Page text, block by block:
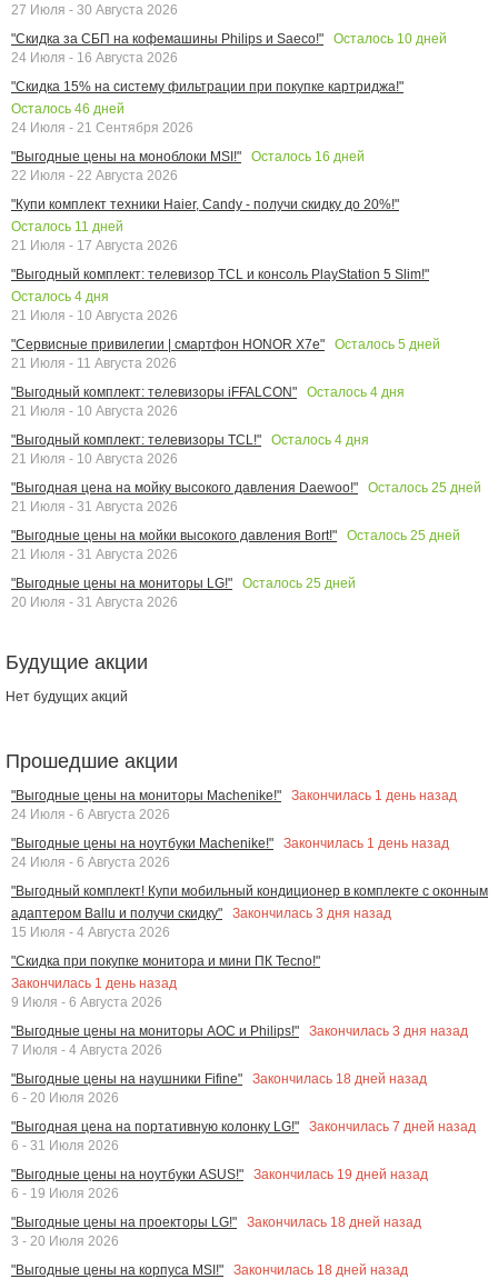
27 Июля - 30 Августа 2026
"Скидка за СБП на кофемашины Philips и Saeco!"
Осталось 10 дней
24 Июля - 16 Августа 2026
"Скидка 15% на систему фильтрации при покупке картриджа!"
Осталось 46 дней
24 Июля - 21 Сентября 2026
"Выгодные цены на моноблоки MSI!"
Осталось 16 дней
22 Июля - 22 Августа 2026
"Купи комплект техники Haier, Candy - получи скидку до 20%!"
Осталось 11 дней
21 Июля - 17 Августа 2026
"Выгодный комплект: телевизор TCL и консоль PlayStation 5 Slim!"
Осталось 4 дня
21 Июля - 10 Августа 2026
"Сервисные привилегии | смартфон HONOR X7e"
Осталось 5 дней
21 Июля - 11 Августа 2026
"Выгодный комплект: телевизоры iFFALCON"
Осталось 4 дня
21 Июля - 10 Августа 2026
"Выгодный комплект: телевизоры TCL!"
Осталось 4 дня
21 Июля - 10 Августа 2026
"Выгодная цена на мойку высокого давления Daewoo!"
Осталось 25 дней
21 Июля - 31 Августа 2026
"Выгодные цены на мойки высокого давления Bort!"
Осталось 25 дней
21 Июля - 31 Августа 2026
"Выгодные цены на мониторы LG!"
Осталось 25 дней
20 Июля - 31 Августа 2026
Будущие акции
Нет будущих акций
Прошедшие акции
"Выгодные цены на мониторы Machenike!" Закончилась 1 день назад
24 Июля - 6 Августа 2026
"Выгодные цены на ноутбуки Machenike!"
Закончилась 1 день назад
24 Июля - 6 Августа 2026
"Выгодный комплект! Купи мобильный кондиционер в комплекте с оконным
адаптером Ballu и получи скидку"
Закончилась 3 дня назад
15 Июля - 4 Августа 2026
"Скидка при покупке монитора и мини ПК Tecno!"
Закончилась 1 день назад
9 Июля - 6 Августа 2026
"Выгодные цены на мониторы AOC и Philips!"
Закончилась 3 дня назад
7 Июля - 4 Августа 2026
"Выгодные цены на наушники Fifine"
Закончилась 18 дней назад
6 - 20 Июля 2026
"Выгодная цена на портативную колонку LG!"
Закончилась 7 дней назад
6 - 31 Июля 2026
"Выгодные цены на ноутбуки ASUS!"
Закончилась 19 дней назад
6 - 19 Июля 2026
"Выгодные цены на проекторы LG!"
Закончилась 18 дней назад
3 - 20 Июля 2026
"Выгодные цены на корпуса MSI!"
Закончилась 18 дней назад